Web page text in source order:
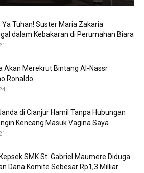
Tuhan! Suster Maria Zakaria
dalam Kebakaran di Perumahan Biara
Akan Merekrut Bintang Al-Nassr
Ronaldo
di Cianjur Hamil Tanpa Hubungan
Kencang Masuk Vagina Saya
SMK St. Gabriel Maumere Diduga
Dana Komite Sebesar Rp1,3 Milliar